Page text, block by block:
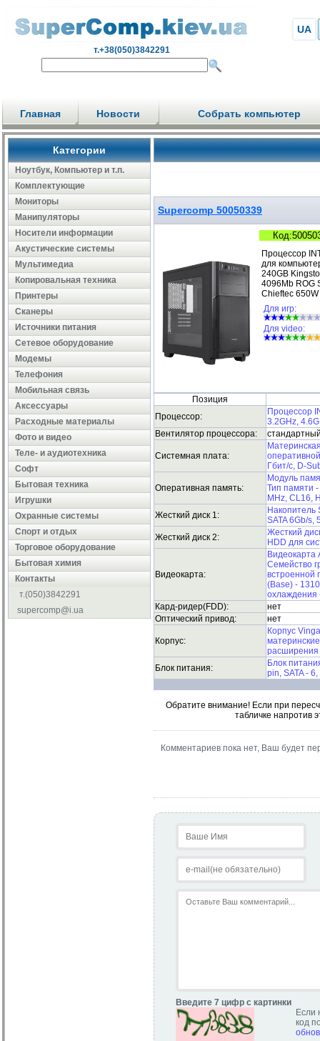
т.+38(050)3842291
UA
Главная Новости Собрать компьютер
Категории
Ноутбук, Компьютер и т.п.
Комплектующие
Мониторы
Манипуляторы
Носители информации
Акустические системы
Мультимедиа
Копировальная техника
Принтеры
Сканеры
Источники питания
Сетевое оборудование
Модемы
Телефония
Мобильная связь
Аксессуары
Расходные материалы
Фото и видео
Теле- и аудиотехника
Софт
Бытовая техника
Игрушки
Охранные системы
Cпорт и отдых
Торговое оборудование
Бытовая химия
Контакты
т.(050)3842291
supercomp@i.ua
Supercomp 50050339
Процессор
для
240GB
4096Mb ROG
Chieftec
Для игр:
Для video:
Позиция
Процессор:
Процессор
3.2GHz,
Вентилятор процессора:
Системная плата:
Гбит/с, D-
Оперативная память:
Модуль
Тип памяти
MHz, CL16,
Жесткий диск 1:
Накопитель
SATA 6Gb/s,
Жесткий диск 2:
Жесткий
HDD для
Видеокарта:
Видеокарта
Семейство
встроенной
(Base) -
охлаждения
Кард-ридер(FDD):
нет
Оптический привод:
нет
Корпус:
Корпус
расширения
Блок питания:
Блок
pin, SATA -
Обратите внимание! Если при
табличке напротив
Комментариев пока нет, Ваш будет
Введите 7 цифр с картинки
Если
код